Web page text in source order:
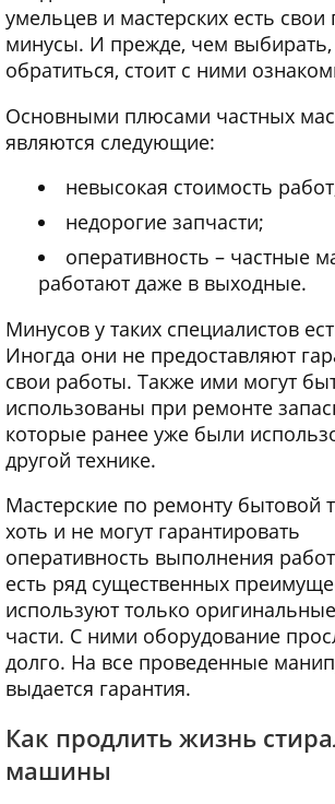
умельцев и мастерских есть
минусы. И прежде, чем выбирать,
обратиться, стоит с ними
Основными плюсами частных
являются следующие:
невысокая стоимость
недорогие запчасти;
оперативность – частные
работают даже в выходные.
Минусов у таких специалистов
Иногда они не предоставляют
свои работы. Также ими могут
использованы при ремонте
которые ранее уже были
другой технике.
Мастерские по ремонту бытовой
хоть и не могут гарантировать
оперативность выполнения
есть ряд существенных
используют только
части. С ними оборудование
долго. На все проведенные
выдается гарантия.
Как продлить жизнь
машины